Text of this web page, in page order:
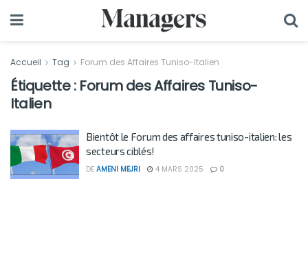
Accueil Tag Forum des Affaires Tuniso-Italien
Étiquette : Forum des Affaires Tuniso-
Italien
Bientôt le Forum des affaires tuniso-italien: les
secteurs ciblés!
DE AMENI MEJRI 4 MARS 2025 0